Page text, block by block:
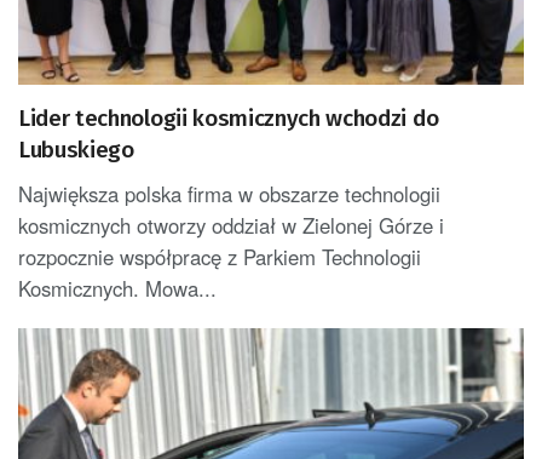
Lider technologii kosmicznych wchodzi do
Lubuskiego
Największa polska firma w obszarze technologii
kosmicznych otworzy oddział w Zielonej Górze i
rozpocznie współpracę z Parkiem Technologii
Kosmicznych. Mowa...